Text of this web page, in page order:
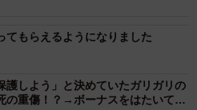
てもらえるようになりました
護しよう」と決めていたガリガリの
の重傷！？→ボーナスをはたいて治